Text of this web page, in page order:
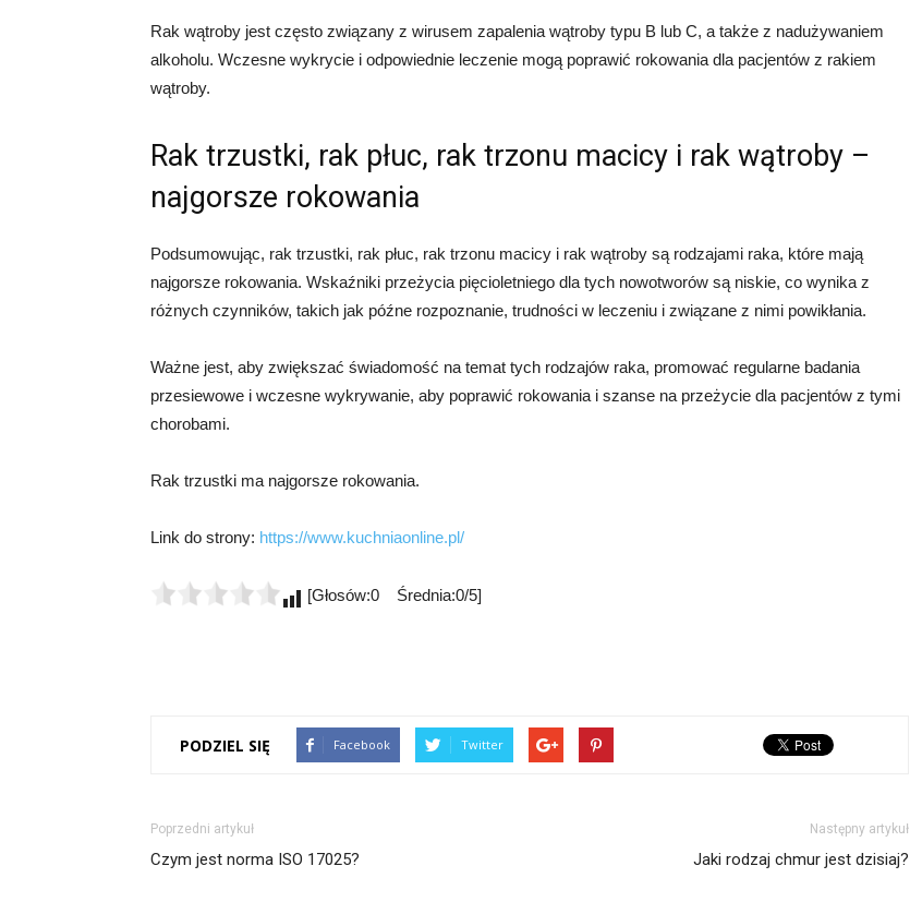
Rak wątroby jest często związany z wirusem zapalenia wątroby typu B lub C, a także z nadużywaniem
alkoholu. Wczesne wykrycie i odpowiednie leczenie mogą poprawić rokowania dla pacjentów z rakiem
wątroby.
Rak trzustki, rak płuc, rak trzonu macicy i rak wątroby –
najgorsze rokowania
Podsumowując, rak trzustki, rak płuc, rak trzonu macicy i rak wątroby są rodzajami raka, które mają
najgorsze rokowania. Wskaźniki przeżycia pięcioletniego dla tych nowotworów są niskie, co wynika z
różnych czynników, takich jak późne rozpoznanie, trudności w leczeniu i związane z nimi powikłania.
Ważne jest, aby zwiększać świadomość na temat tych rodzajów raka, promować regularne badania
przesiewowe i wczesne wykrywanie, aby poprawić rokowania i szanse na przeżycie dla pacjentów z tymi
chorobami.
Rak trzustki ma najgorsze rokowania.
Link do strony: https://www.kuchniaonline.pl/
[Głosów:0 Średnia:0/5]
PODZIEL SIĘ Facebook Twitter
Poprzedni artykuł
Czym jest norma ISO 17025?
Następny artykuł
Jaki rodzaj chmur jest dzisiaj?